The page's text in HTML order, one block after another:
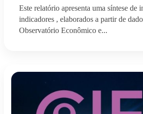
Este relatório apresenta uma síntese de
indicadores , elaborados a partir de
Observatório Econômico e...